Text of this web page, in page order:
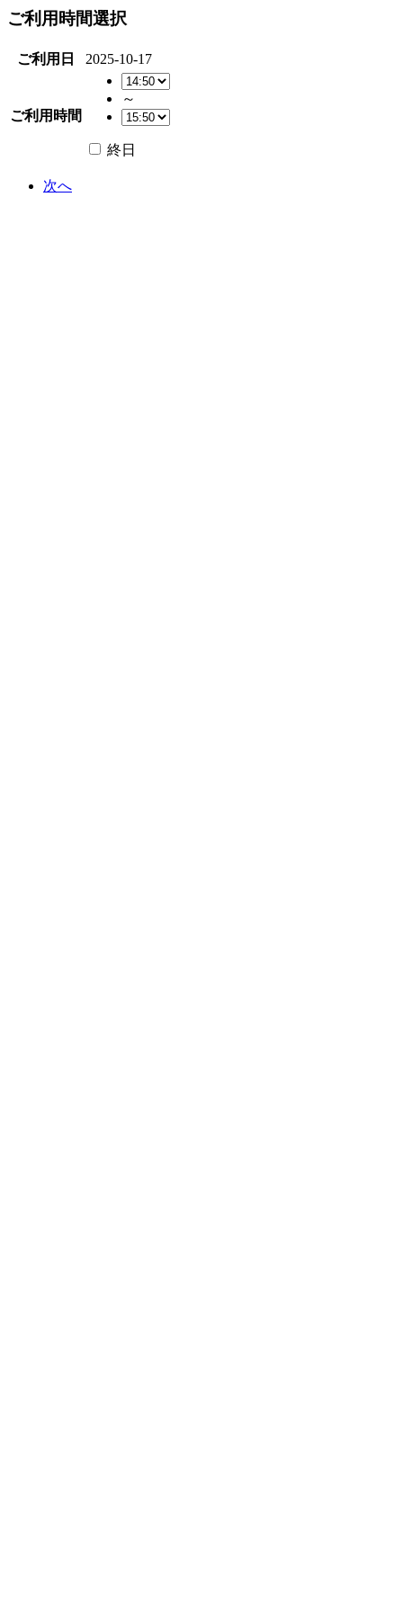
ご利用時間選択
ご利用日 2025-10-17
ご利用時間
～
終日
次へ